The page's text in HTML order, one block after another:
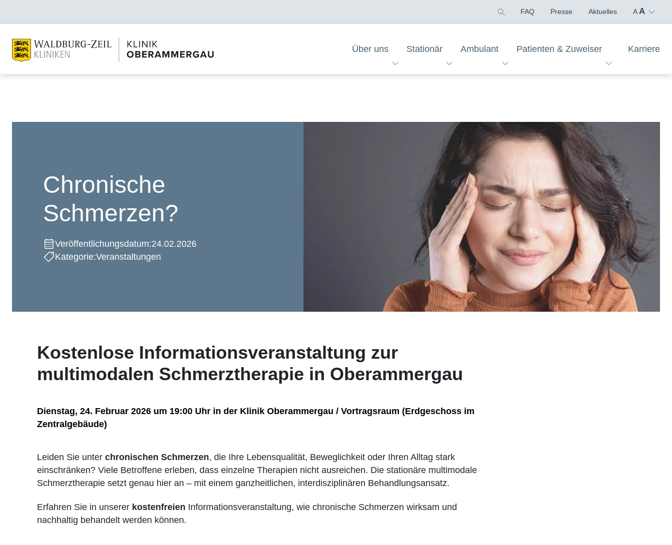
FAQ Presse Aktuelles A A
Über uns Stationär Ambulant Patienten & Zuweiser Karriere
Chronische
Schmerzen?
Veröffentlichungsdatum:24.02.2026
Kategorie:Veranstaltungen
Kostenlose Informationsveranstaltung zur
multimodalen Schmerztherapie in Oberammergau
Dienstag, 24. Februar 2026 um 19:00 Uhr in der Klinik Oberammergau / Vortragsraum (Erdgeschoss im
Zentralgebäude)
Leiden Sie unter chronischen Schmerzen, die Ihre Lebensqualität, Beweglichkeit oder Ihren Alltag stark
einschränken? Viele Betroffene erleben, dass einzelne Therapien nicht ausreichen. Die stationäre multimodale
Schmerztherapie setzt genau hier an – mit einem ganzheitlichen, interdisziplinären Behandlungsansatz.
Erfahren Sie in unserer kostenfreien Informationsveranstaltung, wie chronische Schmerzen wirksam und
nachhaltig behandelt werden können.